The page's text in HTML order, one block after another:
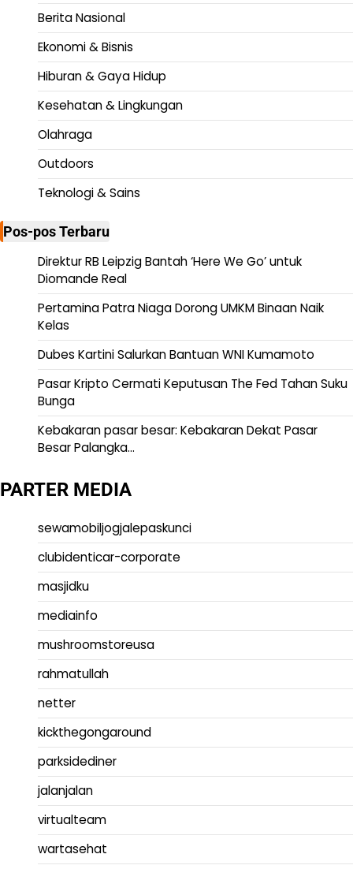
Berita Nasional
Ekonomi & Bisnis
Hiburan & Gaya Hidup
Kesehatan & Lingkungan
Olahraga
Outdoors
Teknologi & Sains
Pos-pos Terbaru
Direktur RB Leipzig Bantah ‘Here We Go’ untuk
Diomande Real
Pertamina Patra Niaga Dorong UMKM Binaan Naik
Kelas
Dubes Kartini Salurkan Bantuan WNI Kumamoto
Pasar Kripto Cermati Keputusan The Fed Tahan Suku
Bunga
Kebakaran pasar besar: Kebakaran Dekat Pasar
Besar Palangka…
PARTER MEDIA
sewamobiljogjalepaskunci
clubidenticar-corporate
masjidku
mediainfo
mushroomstoreusa
rahmatullah
netter
kickthegongaround
parksidediner
jalanjalan
virtualteam
wartasehat